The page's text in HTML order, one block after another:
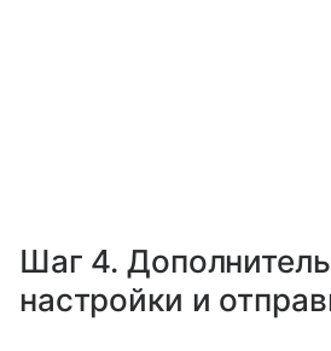
Шаг 4.
настройки и